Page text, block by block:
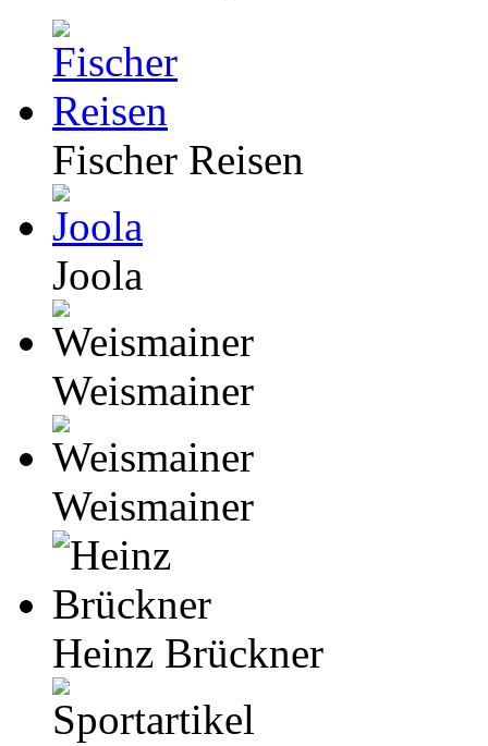
Fischer Reisen
Joola
Weismainer
Weismainer
Heinz Brückner